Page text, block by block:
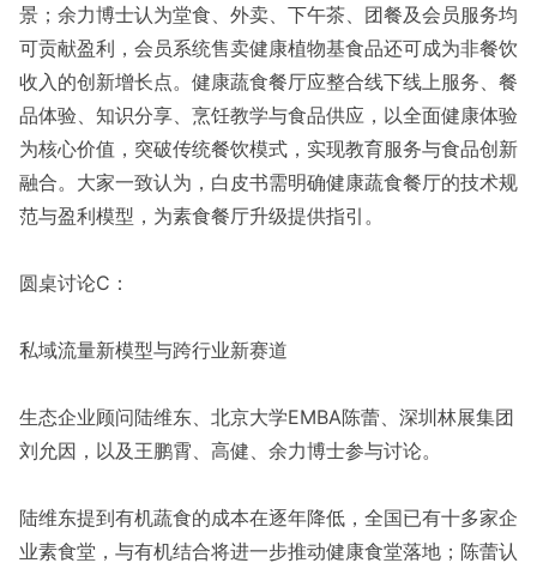
景；余力博士认为堂食、外卖、下午茶、团餐及会员服务均
可贡献盈利，会员系统售卖健康植物基食品还可成为非餐饮
收入的创新增长点。健康蔬食餐厅应整合线下线上服务、餐
品体验、知识分享、烹饪教学与食品供应，以全面健康体验
为核心价值，突破传统餐饮模式，实现教育服务与食品创新
融合。大家一致认为，白皮书需明确健康蔬食餐厅的技术规
范与盈利模型，为素食餐厅升级提供指引。
圆桌讨论C：
私域流量新模型与跨行业新赛道
生态企业顾问陆维东、北京大学EMBA陈蕾、深圳林展集团
刘允因，以及王鹏霄、高健、余力博士参与讨论。
陆维东提到有机蔬食的成本在逐年降低，全国已有十多家企
业素食堂，与有机结合将进一步推动健康食堂落地；陈蕾认